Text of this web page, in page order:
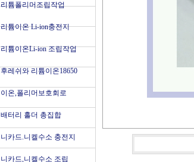
리튬폴리머조립작업
리튬이온 Li-ion충전지
리튬이온Li-ion 조립작업
후레쉬와 리튬이온18650
이온,폴리머보호회로
배터리 홀더 총집합
니카드.니켈수소 충전지
니카드,니켈수소 조립